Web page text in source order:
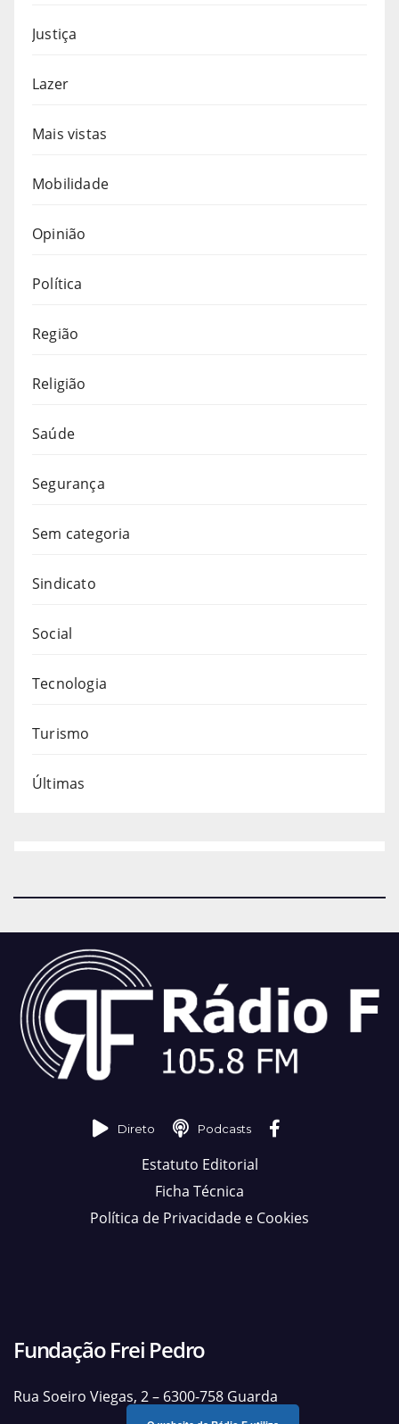
Justiça
Lazer
Mais vistas
Mobilidade
Opinião
Política
Região
Religião
Saúde
Segurança
Sem categoria
Sindicato
Social
Tecnologia
Turismo
Últimas
Direto Podcasts
Estatuto Editorial
Ficha Técnica
Política de Privacidade e Cookies
Fundação Frei Pedro
Rua Soeiro Viegas, 2 – 6300-758 Guarda